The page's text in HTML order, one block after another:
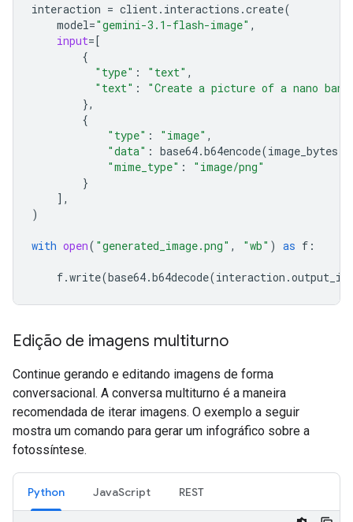
interaction = client. interactions .create(
model="gemini-3.1-flash-image" ,
input=[
{
"type" : "text" ,
"text" :
"Create a picture of a nano
},
{
"type" : "image" ,
"data" : base64.b64encode(image_bytes
"mime_type" :
"image/png"
}
],
)
with open( "generated_image.png" , "wb" ) as f :
f.write(base64.b64decode(interaction .
Edição de imagens multiturno
Continue gerando e editando imagens de forma
conversacional. A conversa multiturno é a maneira
recomendada de iterar imagens. O exemplo a seguir
mostra um comando para gerar um infográfico sobre a
fotossíntese.
Python JavaScript REST